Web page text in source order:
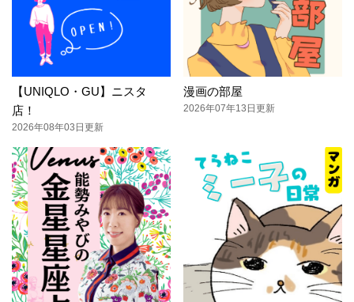
【UNIQLO・GU】ニスタ
店！
2026年08年03日更新
漫画の部屋
2026年07年13日更新